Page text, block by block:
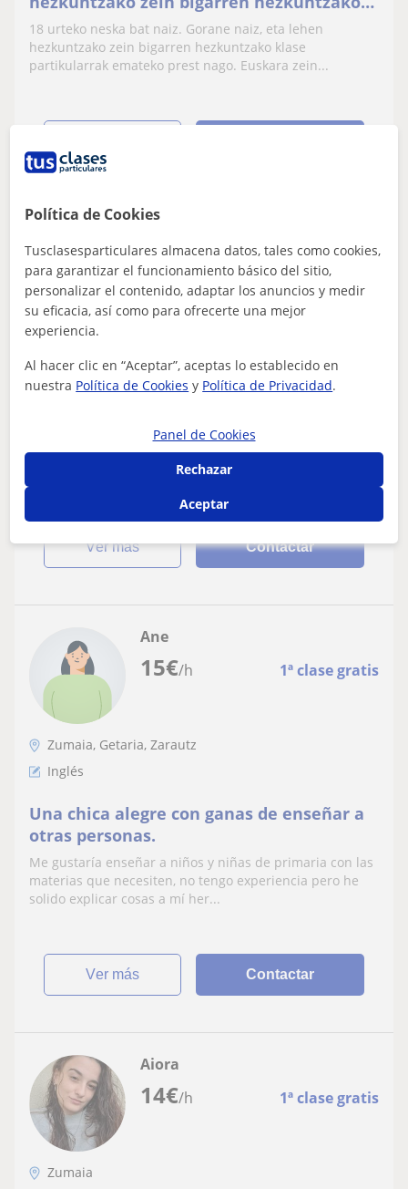
klase partikularrak emateko prest nago
18 urteko neska bat naiz. Gorane naiz, eta lehen
hezkuntzako zein bigarren hezkuntzako klase
partikularrak emateko prest nago. Euskara zein...
20€/h 1ª clase gratis
Zumaia
Inglés
Tienes necesidad de aprender, mejorar tu inglés o
prepararte para el First Certificate y Advanced de
Cambridge?Soy profesor nativo de inglé...
ver más Contactar
15€/h 1ª clase gratis
Ane
Zumaia, Getaria, Zarautz
Inglés
Una chica alegre con ganas de enseñar a
otras personas.
Me gustaría enseñar a niños y niñas de primaria con las
materias que necesiten, no tengo experiencia pero he
solido explicar cosas a mí her...
ver más Contactar
14€/h 1ª clase gratis
Aiora
Zumaia
Política de Cookies
Tusclasesparticulares almacena datos, tales como cookies,
para garantizar el funcionamiento básico del sitio,
personalizar el contenido, adaptar los anuncios y medir
su eficacia, así como para ofrecerte una mejor
experiencia.
Al hacer clic en “Aceptar”, aceptas lo establecido en
nuestra Política de Cookies y Política de Privacidad.
Panel de Cookies
Rechazar
Aceptar